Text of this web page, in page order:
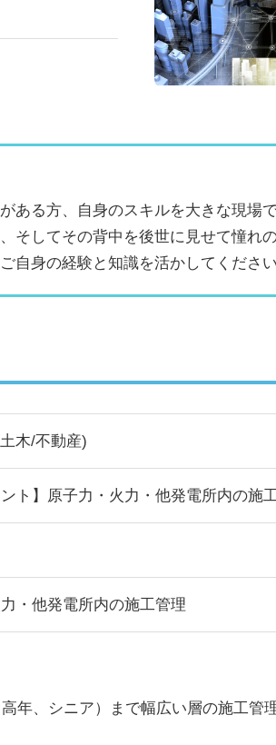
ある方、自身のスキルを大きな現場
そしてその背中を後世に見せて憧れ
自身の経験と知識を活かしてくださ
木/不動産)
ント】原子力・火力・他発電所内の施
・他発電所内の施工管理
年、シニア）まで幅広い層の施工管